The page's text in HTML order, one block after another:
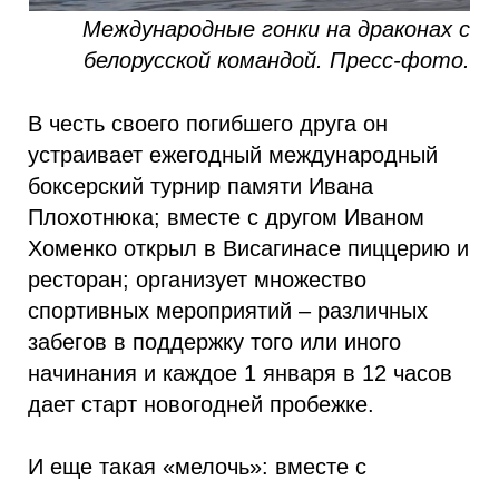
Международные гонки на драконах с
белорусской командой. Пресс-фото.
В честь своего погибшего друга он
устраивает ежегодный международный
боксерский турнир памяти Ивана
Плохотнюка; вместе с другом Иваном
Хоменко открыл в Висагинасе пиццерию и
ресторан; организует множество
спортивных мероприятий – различных
забегов в поддержку того или иного
начинания и каждое 1 января в 12 часов
дает старт новогодней пробежке.
И еще такая «мелочь»: вместе с